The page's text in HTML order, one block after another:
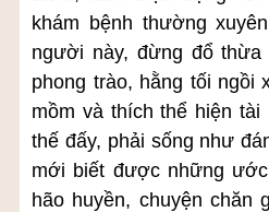
khám bệnh thường
người này, đừng đổ
phong trào, hằng tối ngồi
mồm và thích thể hiện
thế đấy, phải sống như
mới biết được những
hão huyền, chuyện chăn